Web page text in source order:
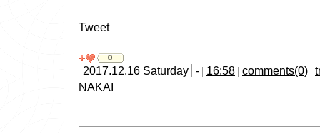
Tweet
0
2017.12.16 Saturday - 16:58 comments(0)
NAKAI